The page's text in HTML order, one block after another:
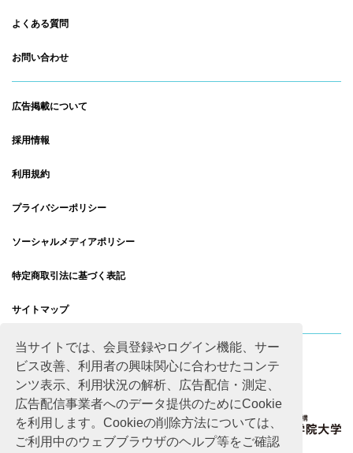
当サイトでは、会員登録やログイン機能、サー
ビス改善、利用者の興味関心に合わせたコンテ
ンツ表示、利用状況の解析、広告配信・測定、
広告配信事業者へのデータ提供のためにCookie
を利用します。Cookieの削除方法については、
ご利用中のウェブブラウザのヘルプ等をご確認
よくある質問
お問い合わせ
広告掲載について
採用情報
利用規約
プライバシーポリシー
ソーシャルメディアポリシー
特定商取引法に基づく表記
サイトマップ